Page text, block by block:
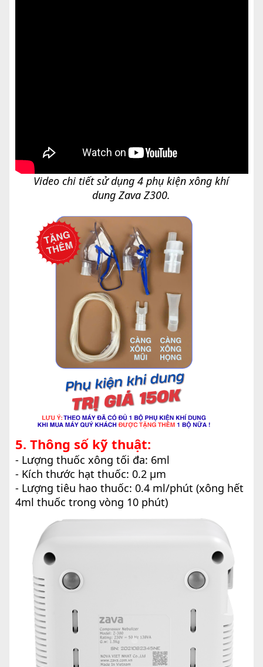
Video chi tiết sử dụng 4 phụ kiện xông khí
dung Zava Z300.
5. Thông số kỹ thuật:
- Lượng thuốc xông tối đa: 6ml
- Kích thước hạt thuốc: 0.2 µm
- Lượng tiêu hao thuốc: 0.4 ml/phút (xông hết
4ml thuốc trong vòng 10 phút)